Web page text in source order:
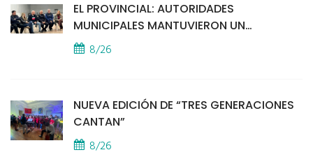
EL PROVINCIAL: AUTORIDADES
MUNICIPALES MANTUVIERON UN
ENCUENTRO CON VECINOS POR LA
SEGURIDAD
8/26
NUEVA EDICIÓN DE “TRES GENERACIONES
CANTAN”
8/26